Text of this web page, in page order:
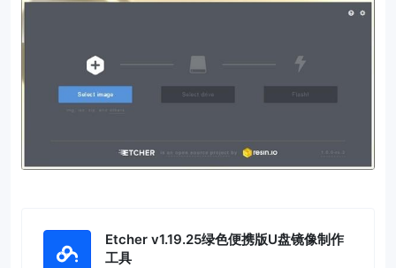
Etcher v1.19.25绿色便携版U盘镜像制作
工具